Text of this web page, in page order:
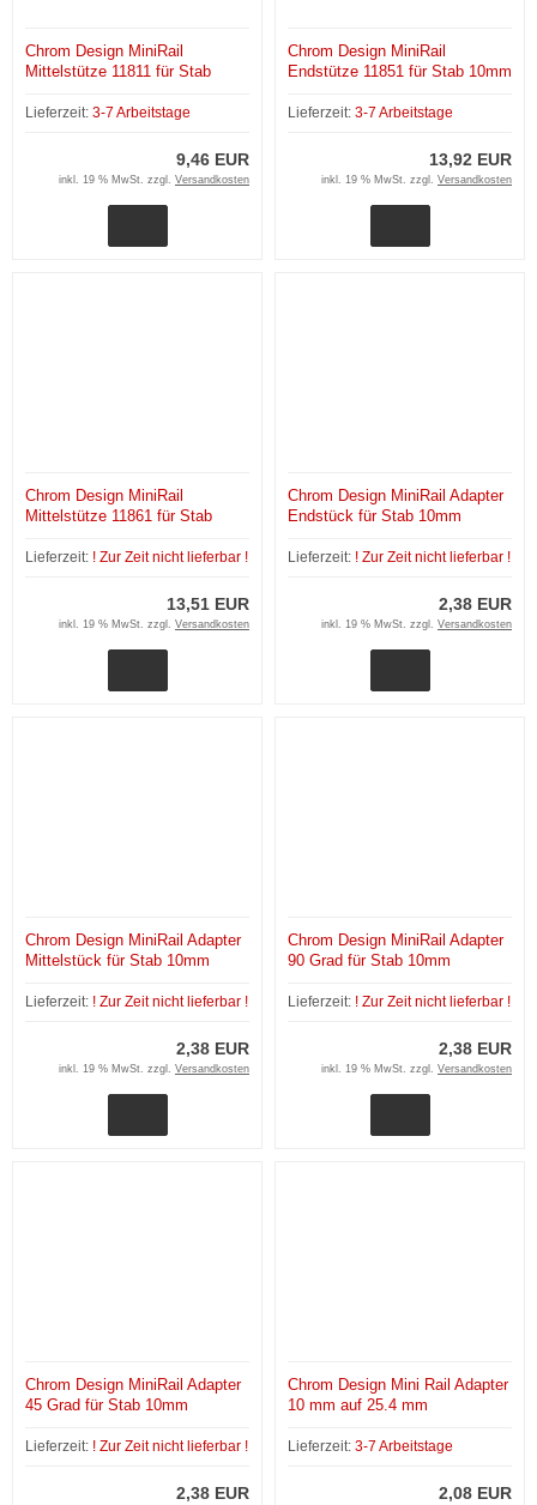
Chrom Design MiniRail
Mittelstütze 11811 für Stab
Lieferzeit: 3-7 Arbeitstage
9,46 EUR
inkl. 19 % MwSt. zzgl. Versandkosten
Chrom Design MiniRail
Endstütze 11851 für Stab 10mm
Lieferzeit: 3-7 Arbeitstage
13,92 EUR
inkl. 19 % MwSt. zzgl. Versandkosten
Chrom Design MiniRail
Mittelstütze 11861 für Stab
Lieferzeit: ! Zur Zeit nicht lieferbar !
13,51 EUR
inkl. 19 % MwSt. zzgl. Versandkosten
Chrom Design MiniRail Adapter
Endstück für Stab 10mm
Lieferzeit: ! Zur Zeit nicht lieferbar !
2,38 EUR
inkl. 19 % MwSt. zzgl. Versandkosten
Chrom Design MiniRail Adapter
Mittelstück für Stab 10mm
Lieferzeit: ! Zur Zeit nicht lieferbar !
2,38 EUR
inkl. 19 % MwSt. zzgl. Versandkosten
Chrom Design MiniRail Adapter
90 Grad für Stab 10mm
Lieferzeit: ! Zur Zeit nicht lieferbar !
2,38 EUR
inkl. 19 % MwSt. zzgl. Versandkosten
Chrom Design MiniRail Adapter
45 Grad für Stab 10mm
Lieferzeit: ! Zur Zeit nicht lieferbar !
2,38 EUR
Chrom Design Mini Rail Adapter
10 mm auf 25.4 mm
Lieferzeit: 3-7 Arbeitstage
2,08 EUR